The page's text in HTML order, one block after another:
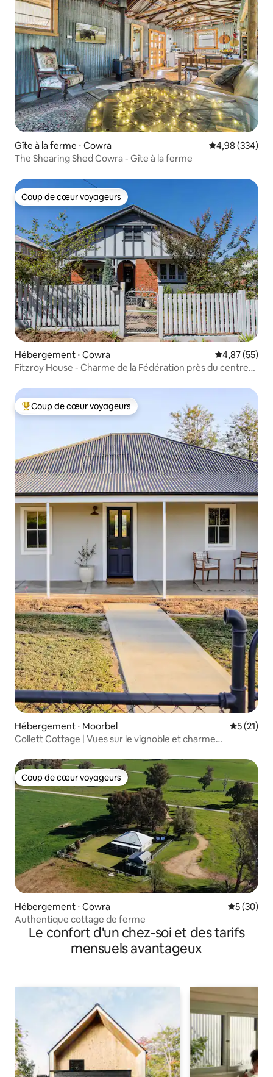
Gîte à la ferme ⋅ Cowra Évaluation
4,98 (334)
The Shearing Shed Cowra - Gîte à la ferme
Coup de cœur voyageurs
Coup de cœur voyageurs
Hébergement ⋅ Cowra Évaluation
4,87 (55)
Fitzroy House - Charme de la Fédération près du centre-
Coups de cœur voyageurs les plus appréciés
Coup de cœur voyageurs
Hébergement ⋅ Moorbel
5 (21)
Collett Cottage | Vues sur le vignoble et charme
Coup de cœur voyageurs
Coup de cœur voyageurs
Hébergement ⋅ Cowra
5 (30)
Authentique cottage de ferme
Le confort d'un chez-soi et des tarifs
mensuels avantageux